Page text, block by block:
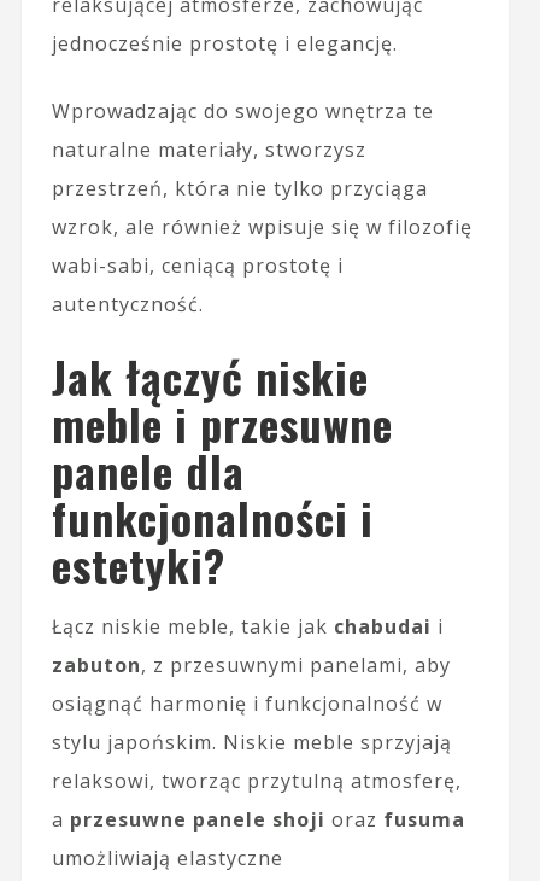
jednocześnie prostotę i elegancję.
Wprowadzając do swojego wnętrza te
naturalne materiały, stworzysz
przestrzeń, która nie tylko przyciąga
wzrok, ale również wpisuje się w filozofię
wabi-sabi, ceniącą prostotę i
autentyczność.
Jak łączyć niskie
meble i przesuwne
panele dla
funkcjonalności i
estetyki?
Łącz niskie meble, takie jak chabudai i
zabuton, z przesuwnymi panelami, aby
osiągnąć harmonię i funkcjonalność w
stylu japońskim. Niskie meble sprzyjają
relaksowi, tworząc przytulną atmosferę,
a przesuwne panele shoji oraz fusuma
umożliwiają elastyczne